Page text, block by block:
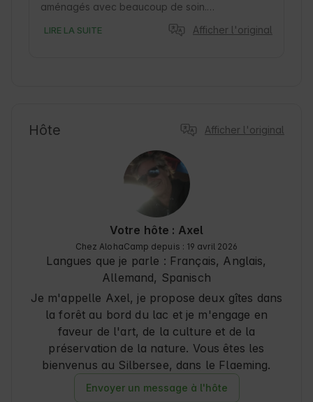
aménagés avec beaucoup de soin.
détendre.
LIRE LA SUITE Afficher l'original
Hôte Afficher l'original
Votre hôte : Axel
Chez AlohaCamp depuis : 19 avril 2026
Langues que je parle : Français, Anglais,
Allemand, Spanisch
Je m'appelle Axel, je propose deux gîtes dans
la forêt au bord du lac et je m'engage en
faveur de l'art, de la culture et de la
préservation de la nature. Vous êtes les
bienvenus au Silbersee, dans le Flaeming.
Envoyer un message à l'hôte